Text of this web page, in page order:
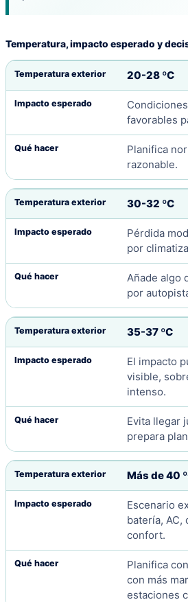
Temperatura, impacto esperado y
20-28 ºC
favorables
Planifica
razonable.
30-32 ºC
Pérdida
por
Añade algo
por
35-37 ºC
El impacto
visible,
intenso.
Evita llegar
prepara
Más de 40
Escenario
batería, AC,
confort.
Planifica
con más
estaciones